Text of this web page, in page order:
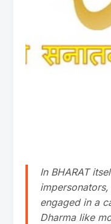
In BHARAT
engaged in a
Dharma like